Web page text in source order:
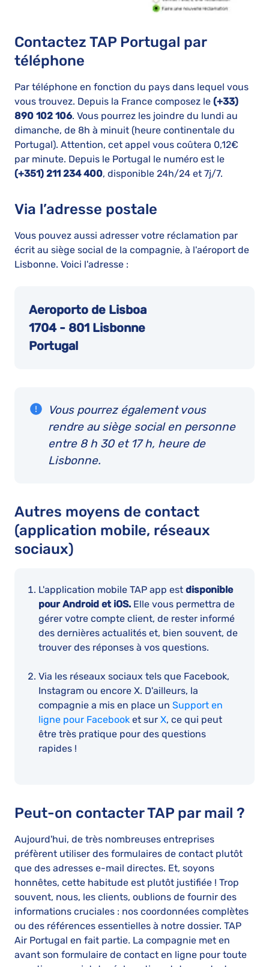
Contactez TAP Portugal par
téléphone
Par téléphone en fonction du pays dans lequel vous
vous trouvez. Depuis la France composez le (+33)
890 102 106. Vous pourrez les joindre du lundi au
dimanche, de 8h à minuit (heure continentale du
Portugal). Attention, cet appel vous coûtera 0,12€
par minute. Depuis le Portugal le numéro est le
(+351) 211 234 400, disponible 24h/24 et 7j/7.
Via l’adresse postale
Vous pouvez aussi adresser votre réclamation par
écrit au siège social de la compagnie, à l'aéroport de
Lisbonne. Voici l'adresse :
Aeroporto de Lisboa
1704 - 801 Lisbonne
Portugal
Vous pourrez également vous
rendre au siège social en personne
entre 8 h 30 et 17 h, heure de
Lisbonne.
Autres moyens de contact
(application mobile, réseaux
sociaux)
L'application mobile TAP app est disponible
pour Android et iOS. Elle vous permettra de
gérer votre compte client, de rester informé
des dernières actualités et, bien souvent, de
trouver des réponses à vos questions.
Via les réseaux sociaux tels que Facebook,
Instagram ou encore X. D'ailleurs, la
compagnie a mis en place un Support en
ligne pour Facebook et sur X, ce qui peut
être très pratique pour des questions
rapides !
Peut-on contacter TAP par mail ?
Aujourd'hui, de très nombreuses entreprises
préfèrent utiliser des formulaires de contact plutôt
que des adresses e-mail directes. Et, soyons
honnêtes, cette habitude est plutôt justifiée ! Trop
souvent, nous, les clients, oublions de fournir des
informations cruciales : nos coordonnées complètes
ou des références essentielles à notre dossier. TAP
Air Portugal en fait partie. La compagnie met en
avant son formulaire de contact en ligne pour toute